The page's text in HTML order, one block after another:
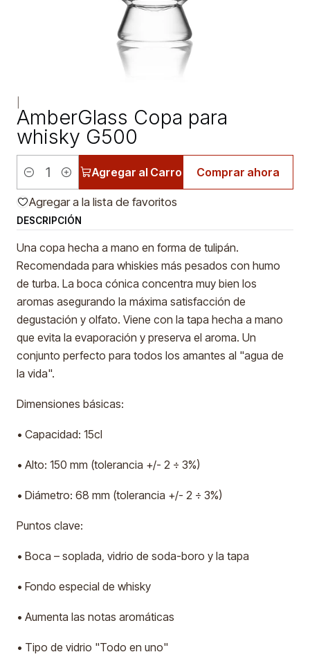
AmberGlass Copa para
whisky G500
Cantidad
Agregar al Carro Comprar ahora
Agregar a la lista de favoritos
DESCRIPCIÓN
Una copa hecha a mano en forma de tulipán.
Recomendada para whiskies más pesados con humo
de turba. La boca cónica concentra muy bien los
aromas asegurando la máxima satisfacción de
degustación y olfato. Viene con la tapa hecha a mano
que evita la evaporación y preserva el aroma. Un
conjunto perfecto para todos los amantes al "agua de
la vida".
Dimensiones básicas:
• Capacidad: 15cl
• Alto: 150 mm (tolerancia +/- 2 ÷ 3%)
• Diámetro: 68 mm (tolerancia +/- 2 ÷ 3%)
Puntos clave:
• Boca – soplada, vidrio de soda-boro y la tapa
• Fondo especial de whisky
• Aumenta las notas aromáticas
• Tipo de vidrio "Todo en uno"